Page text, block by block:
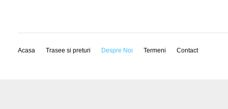
Acasa Trasee si preturi Despre Noi Termeni Contact